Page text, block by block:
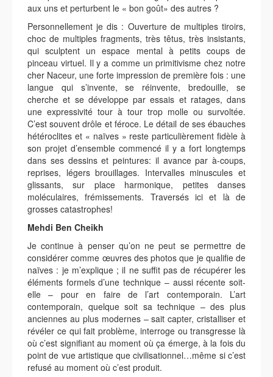
aux uns et perturbent le « bon goût» des autres ?
Personnellement je dis : Ouverture de multiples tiroirs,
choc de multiples fragments, très têtus, très insistants,
qui sculptent un espace mental à petits coups de
pinceau virtuel. Il y a comme un primitivisme chez notre
cher Naceur, une forte impression de première fois : une
langue qui s’invente, se réinvente, bredouille, se
cherche et se développe par essais et ratages, dans
une expressivité tour à tour trop molle ou survoltée.
C’est souvent drôle et féroce. Le détail de ses ébauches
hétéroclites et « naïves » reste particulièrement fidèle à
son projet d’ensemble commencé il y a fort longtemps
dans ses dessins et peintures: il avance par à-coups,
reprises, légers brouillages. Intervalles minuscules et
glissants, sur place harmonique, petites danses
moléculaires, frémissements. Traversés ici et là de
grosses catastrophes!
Mehdi Ben Cheikh
Je continue à penser qu’on ne peut se permettre de
considérer comme œuvres des photos que je qualifie de
naïves : je m’explique ; il ne suffit pas de récupérer les
éléments formels d’une technique – aussi récente soit-
elle – pour en faire de l’art contemporain. L’art
contemporain, quelque soit sa technique – des plus
anciennes au plus modernes – sait capter, cristalliser et
révéler ce qui fait problème, interroge ou transgresse là
où c’est signifiant au moment où ça émerge, à la fois du
point de vue artistique que civilisationnel…même si c’est
refusé au moment où c’est produit.